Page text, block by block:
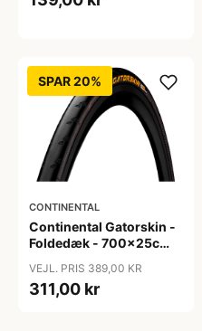
SPAR 20%
CONTINENTAL
Continental Gatorskin -
Foldedæk - 700x25c
VEJL. PRIS 389,00 KR
311,00 kr